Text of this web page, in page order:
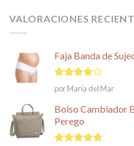
VALORACIONES
Faja Banda de
Valorado
en
5
por María del Mar
Bolso Cambiador
Perego